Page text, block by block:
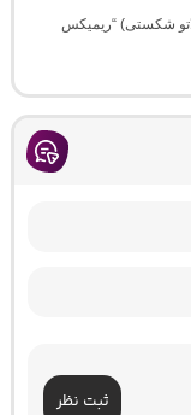
شکستی) “ریمیکس
ثبت نظر